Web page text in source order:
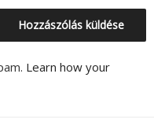
Learn how your